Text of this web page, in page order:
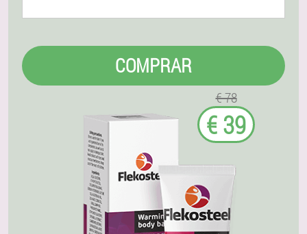
COMPRAR
€ 78
€ 39